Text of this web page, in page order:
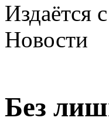
Издаётся
Новости
Без